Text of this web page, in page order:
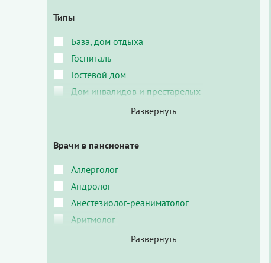
Типы
База, дом отдыха
Госпиталь
Гостевой дом
Дом инвалидов и престарелых
Врачи в пансионате
Аллерголог
Андролог
Анестезиолог-реаниматолог
Аритмолог